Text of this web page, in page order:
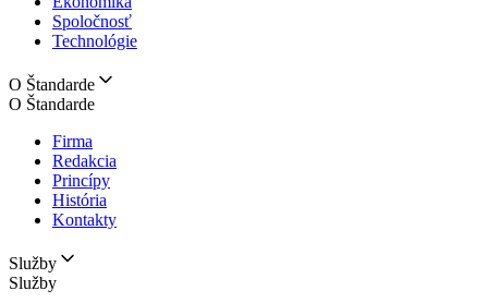
Spoločnosť
Technológie
O Štandarde
O Štandarde
Firma
Redakcia
Princípy
História
Kontakty
Služby
Služby